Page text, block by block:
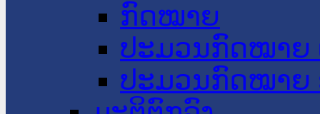
ກົດໝາຍ
ປະມວນກົດໝາຍ
ປະມວນກົດໝາຍ